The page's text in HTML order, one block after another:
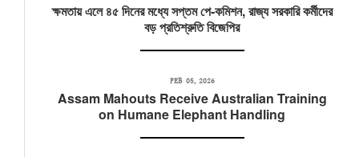
ক্ষমতায় এলে ৪৫ দিনের মধ্যে সপ্তম পে-কমিশন, রাজ্য সরকারি কর্মীদের
বড় প্রতিশ্রুতি বিজেপির
FEB 05, 2026
Assam Mahouts Receive Australian Training
on Humane Elephant Handling